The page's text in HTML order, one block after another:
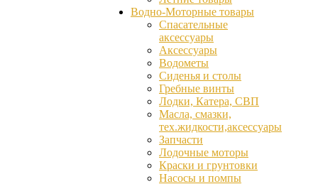
Водно-Моторные товары
Спасательные
аксессуары
Аксессуары
Водометы
Сиденья и столы
Гребные винты
Лодки, Катера, СВП
Масла, смазки,
тех.жидкости,аксессуары
Запчасти
Лодочные моторы
Краски и грунтовки
Насосы и помпы